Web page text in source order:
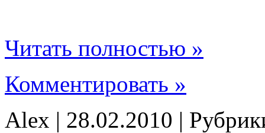
Читать полностью »
Комментировать »
Alex | 28.02.2010 |